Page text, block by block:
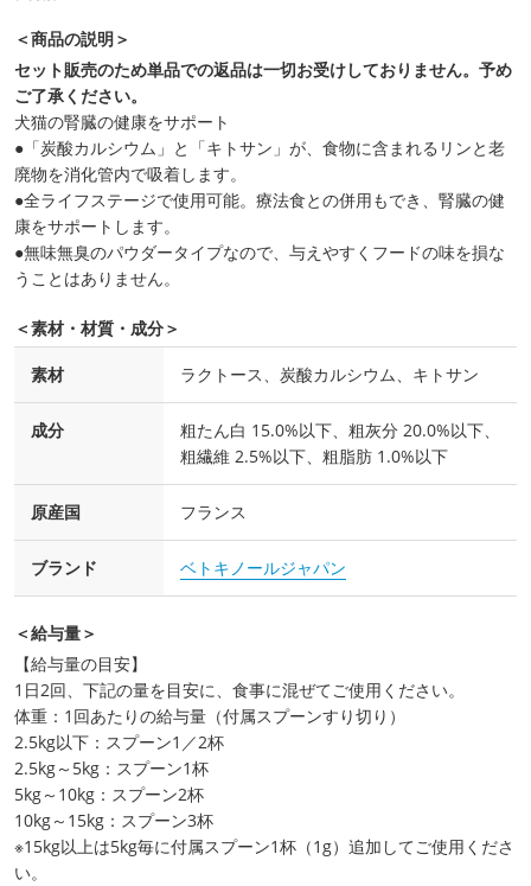
＜商品の説明＞
セット販売のため単品での返品は一切お受けしておりません。予め
ご了承ください。
犬猫の腎臓の健康をサポート
●「炭酸カルシウム」と「キトサン」が、食物に含まれるリンと老
廃物を消化管内で吸着します。
●全ライフステージで使用可能。療法食との併用もでき、腎臓の健
康をサポートします。
●無味無臭のパウダータイプなので、与えやすくフードの味を損な
うことはありません。
＜素材・材質・成分＞
素材 ラクトース、炭酸カルシウム、キトサン
成分
粗たん白 15.0%以下、粗灰分 20.0%以下、
粗繊維 2.5%以下、粗脂肪 1.0%以下
原産国 フランス
ブランド ベトキノールジャパン
＜給与量＞
【給与量の目安】
1日2回、下記の量を目安に、食事に混ぜてご使用ください。
体重：1回あたりの給与量（付属スプーンすり切り）
2.5kg以下：スプーン1／2杯
2.5kg～5kg：スプーン1杯
5kg～10kg：スプーン2杯
10kg～15kg：スプーン3杯
※15kg以上は5kg毎に付属スプーン1杯（1g）追加してご使用くださ
い。